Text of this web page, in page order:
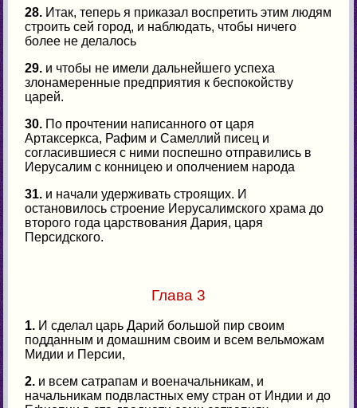
28. Итак, теперь я приказал воспретить этим людям
строить сей город, и наблюдать, чтобы ничего
более не делалось
29. и чтобы не имели дальнейшего успеха
злонамеренные предприятия к беспокойству
царей.
30. По прочтении написанного от царя
Артаксеркса, Рафим и Самеллий писец и
согласившиеся с ними поспешно отправились в
Иерусалим с конницею и ополчением народа
31. и начали удерживать строящих. И
остановилось строение Иерусалимского храма до
второго года царствования Дария, царя
Персидского.
Глава 3
1. И сделал царь Дарий большой пир своим
подданным и домашним своим и всем вельможам
Мидии и Персии,
2. и всем сатрапам и военачальникам, и
начальникам подвластных ему стран от Индии и до